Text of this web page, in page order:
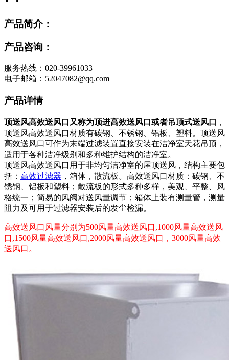
产品简介：
产品咨询：
服务热线：020-39961033
电子邮箱：52047082@qq.com
产品详情
顶送风高效送风口又称为顶进高效送风口或者吊顶式送风口
，
顶送风高效送风口材质有碳钢、不锈钢、铝板、塑料。顶送风
高效送风口可作为末端过滤装置直接安装在洁净室天花吊顶，
适用于各种洁净级别和多种维护结构的洁净室。
顶送风高效送风口用于非均匀洁净室的屋顶送风，结构主要包
括： 高效过滤器 ，箱体，散流板。高效送风口材质：碳钢、不
锈钢、铝板和塑料；散流板的形式多种多样，美观、平整、风
格统一；简易的风阀对送风量调节；箱体上装有测量管，测量
阻力及可用于过滤器安装后的发尘检漏。
高效送风口风量分别为500风量高效送风口,1000风量高效送风
口,1500风量高效送风口,2000风量高效送风口，3000风量高效
送风口。